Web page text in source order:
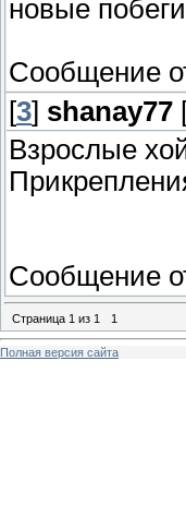
новые
Сообщение
[3] shanay77
Взрослые
Сообщение
Страница 1 из 1 1
Полная версия сайта